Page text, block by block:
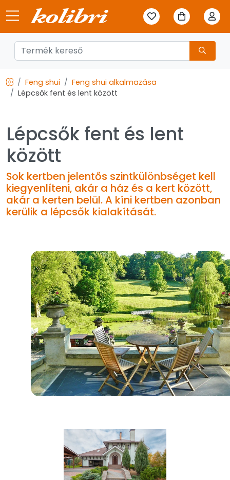
Feng shui
Feng shui alkalmazása
Lépcsők fent és lent között
Lépcsők fent és lent
között
Sok kertben jelentős szintkülönbséget kell
kiegyenlíteni, akár a ház és a kert között,
akár a kerten belül. A kíni kertben azonban
kerülik a lépcsők kialakítását.